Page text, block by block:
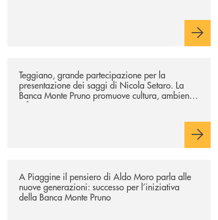
Teggiano, grande partecipazione per la
presentazione dei saggi di Nicola Setaro. La
Banca Monte Pruno promuove cultura, ambiente
e futuro
A Piaggine il pensiero di Aldo Moro parla alle
nuove generazioni: successo per l’iniziativa
della Banca Monte Pruno